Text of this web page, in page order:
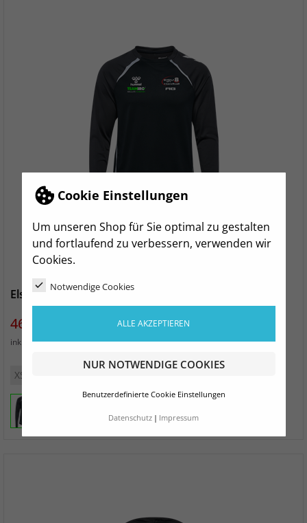
Cookie Einstellungen
Um unseren Shop für Sie optimal zu gestalten
und fortlaufend zu verbessern, verwenden wir
Cookies.
Notwendige Cookies
ALLE AKZEPTIEREN
NUR NOTWENDIGE COOKIES
Benutzerdefinierte Cookie Einstellungen
Datenschutz Impressum
Elsterwerdaer SV 94 Sweatshirt Unisex
Preis
46,00 €
inkl. MwSt. zzgl. Versand
XS